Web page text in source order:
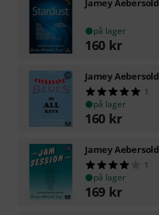
på lager
160 kr
Jamey Aebersold
1
på lager
160 kr
Jamey Aebersold
1
på lager
169 kr